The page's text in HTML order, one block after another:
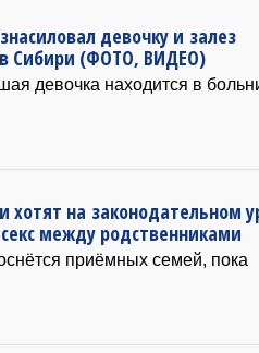
девочку и залез
Сибири (ФОТО, ВИДЕО)
девочка находится в
хотят на законодательном
между родственниками
приёмных семей, пока